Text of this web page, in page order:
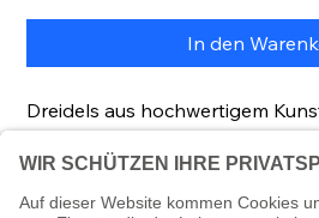
In den
Dreidels aus hochwertigem